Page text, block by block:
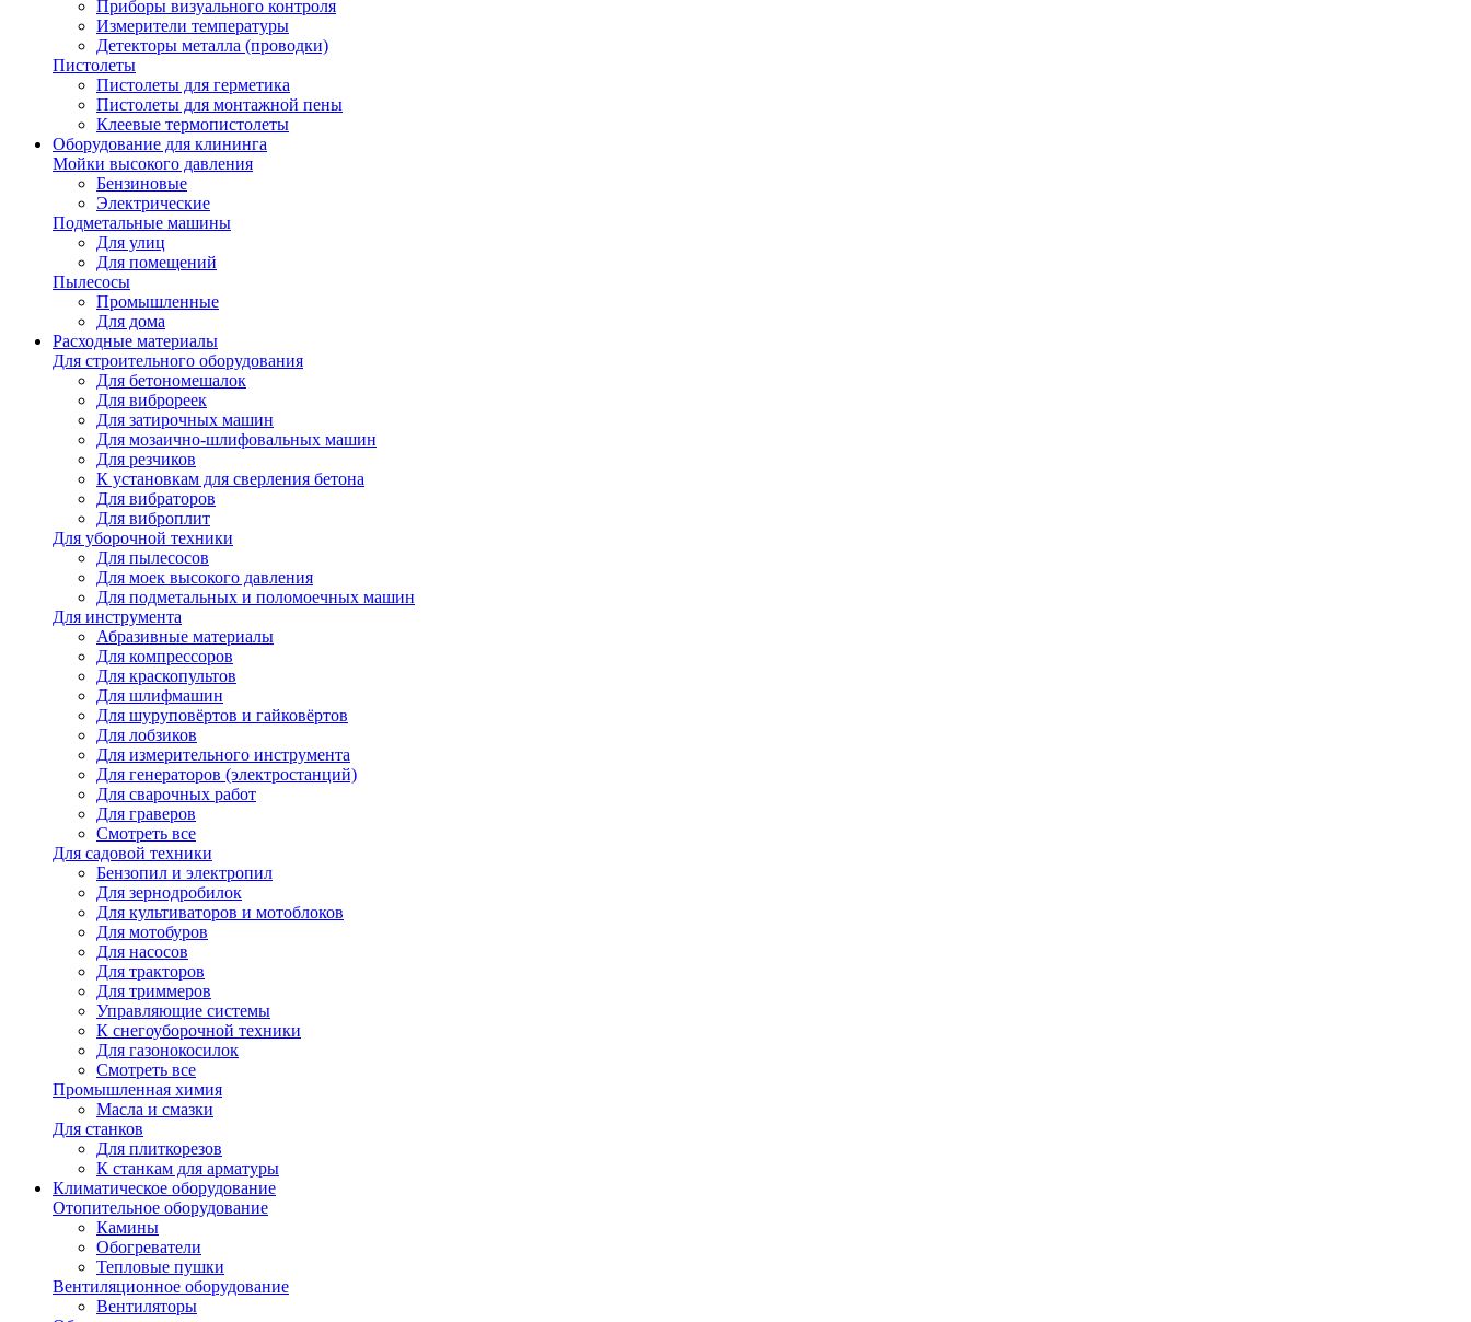
Приборы визуального контроля
Измерители температуры
Детекторы металла (проводки)
Пистолеты
Пистолеты для герметика
Пистолеты для монтажной пены
Клеевые термопистолеты
Оборудование для клининга
Мойки высокого давления
Бензиновые
Электрические
Подметальные машины
Для улиц
Для помещений
Пылесосы
Промышленные
Для дома
Расходные материалы
Для строительного оборудования
Для бетономешалок
Для виброреек
Для затирочных машин
Для мозаично-шлифовальных машин
Для резчиков
К установкам для сверления бетона
Для вибраторов
Для виброплит
Для уборочной техники
Для пылесосов
Для моек высокого давления
Для подметальных и поломоечных машин
Для инструмента
Абразивные материалы
Для компрессоров
Для краскопультов
Для шлифмашин
Для шуруповёртов и гайковёртов
Для лобзиков
Для измерительного инструмента
Для генераторов (электростанций)
Для сварочных работ
Для граверов
Смотреть все
Для садовой техники
Бензопил и электропил
Для зернодробилок
Для культиваторов и мотоблоков
Для мотобуров
Для насосов
Для тракторов
Для триммеров
Управляющие системы
К снегоуборочной техники
Для газонокосилок
Смотреть все
Промышленная химия
Масла и смазки
Для станков
Для плиткорезов
К станкам для арматуры
Климатическое оборудование
Отопительное оборудование
Камины
Обогреватели
Тепловые пушки
Вентиляционное оборудование
Вентиляторы